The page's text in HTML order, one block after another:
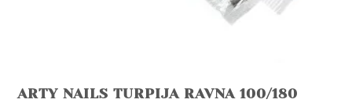
ARTY NAILS TURPIJA RAVNA 100/180